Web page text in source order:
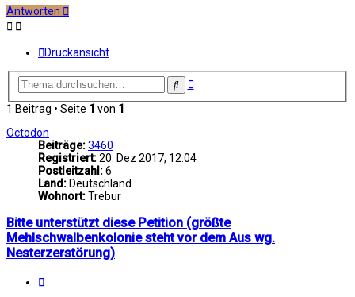
Antworten
Druckansicht
SucheErweiterte
1 Beitrag • Seite 1 von 1
Octodon
Beiträge:3460
Registriert:20. Dez 2017, 12:04
Postleitzahl:6
Land: Deutschland
Wohnort:Trebur
Bitte unterstützt diese Petition (größte
Mehlschwalbenkolonie steht vor dem Aus wg.
Nesterzerstörung)